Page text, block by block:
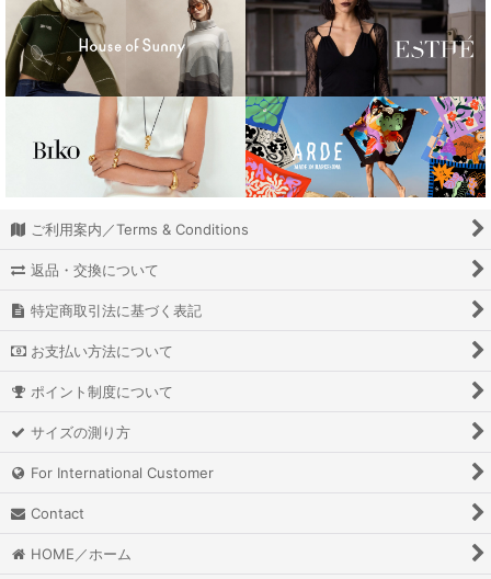
ご利用案内／Terms & Conditions
返品・交換について
特定商取引法に基づく表記
お支払い方法について
ポイント制度について
サイズの測り方
For International Customer
Contact
HOME／ホーム